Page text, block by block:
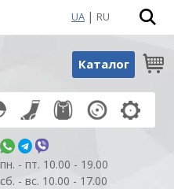
UA | RU
Каталог
пн. - пт. 10.00 - 19.00
сб. - вс. 10.00 - 17.00